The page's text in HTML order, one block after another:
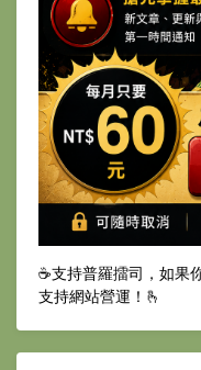
☕️支持普羅擂司，如果
支持網站營運！🫰